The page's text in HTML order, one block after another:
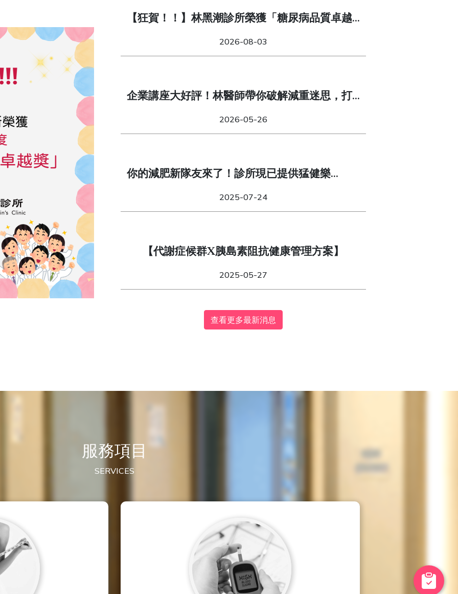
【狂賀！！】林黑潮診所榮獲「糖尿病品質卓越
2026-08-03
企業講座大好評！林醫師帶你破解減重迷思，打
2026-05-26
你的減肥新隊友來了！診所現已提供猛健樂
2025-07-24
【代謝症候群X胰島素阻抗健康管理方案】
2025-05-27
查看更多最新消息
服務項目
SERVICES